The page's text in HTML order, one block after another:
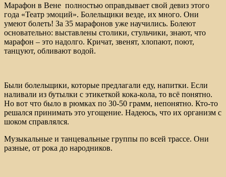
Марафон в Вене полностью оправдывает свой девиз этого
года «Театр эмоций». Болельщики везде, их много. Они
умеют болеть! За 35 марафонов уже научились. Болеют
основательно: выставлены столики, стульчики, знают, что
марафон – это надолго. Кричат, звенят, хлопают, поют,
танцуют, обливают водой.
Были болельщики, которые предлагали еду, напитки. Если
наливали из бутылки с этикеткой кока-кола, то всё понятно.
Но вот что было в рюмках по 30-50 грамм, непонятно. Кто-то
решался принимать это угощение. Надеюсь, что их организм с
шоком справлялся.
Музыкальные и танцевальные группы по всей трассе. Они
разные, от рока до народников.